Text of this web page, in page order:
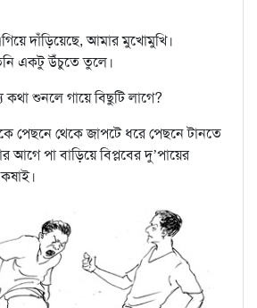
দাঁড়িয়েছে, আমার মুখোমুখি।
একটু উঁচুতে তুলে।
শুনলে গায়ে বিছুটি লাগে?
পেছনে থেকে জাপটে ধরে পেছনে টানতে
আগে পা বাড়িয়ে বিপ্লবের দু’পায়ের